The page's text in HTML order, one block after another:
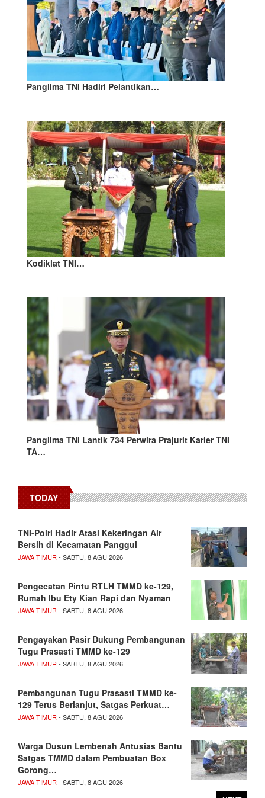
Panglima TNI Hadiri Pelantikan…
Kodiklat TNI…
Panglima TNI Lantik 734 Perwira Prajurit Karier TNI
TA…
TODAY
TNI-Polri Hadir Atasi Kekeringan Air
Bersih di Kecamatan Panggul
JAWA TIMUR- SABTU, 8 AGU 2026
Pengecatan Pintu RTLH TMMD ke-129,
Rumah Ibu Ety Kian Rapi dan Nyaman
JAWA TIMUR- SABTU, 8 AGU 2026
Pengayakan Pasir Dukung Pembangunan
Tugu Prasasti TMMD ke-129
JAWA TIMUR- SABTU, 8 AGU 2026
Pembangunan Tugu Prasasti TMMD ke-
129 Terus Berlanjut, Satgas Perkuat…
JAWA TIMUR- SABTU, 8 AGU 2026
Warga Dusun Lembenah Antusias Bantu
Satgas TMMD dalam Pembuatan Box
Gorong…
JAWA TIMUR- SABTU, 8 AGU 2026